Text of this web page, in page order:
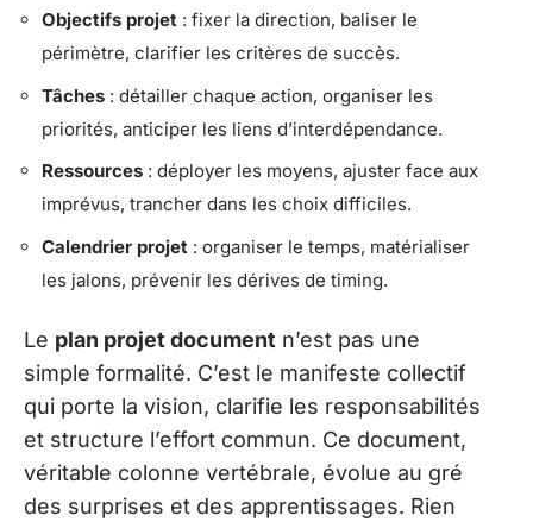
Objectifs projet : fixer la direction, baliser le
périmètre, clarifier les critères de succès.
Tâches : détailler chaque action, organiser les
priorités, anticiper les liens d’interdépendance.
Ressources : déployer les moyens, ajuster face aux
imprévus, trancher dans les choix difficiles.
Calendrier projet : organiser le temps, matérialiser
les jalons, prévenir les dérives de timing.
Le plan projet document n’est pas une
simple formalité. C’est le manifeste collectif
qui porte la vision, clarifie les responsabilités
et structure l’effort commun. Ce document,
véritable colonne vertébrale, évolue au gré
des surprises et des apprentissages. Rien